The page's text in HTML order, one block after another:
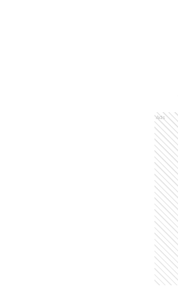
Ads